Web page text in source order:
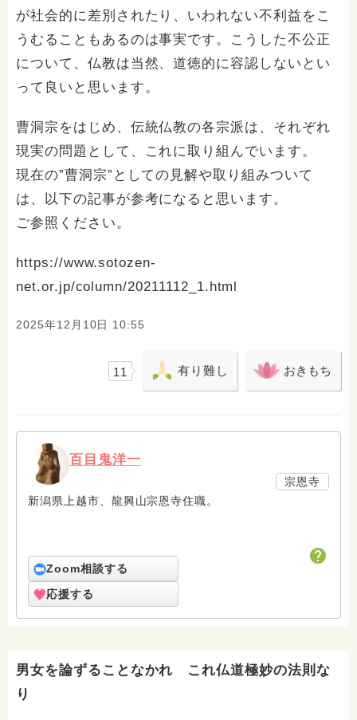
が社会的に差別されたり、いわれない不利益をこ
うむることもあるのは事実です。こうした不公正
について、仏教は当然、道徳的に容認しないとい
って良いと思います。
曹洞宗をはじめ、伝統仏教の各宗派は、それぞれ
現実の問題として、これに取り組んでいます。
現在の”曹洞宗”としての見解や取り組みついて
は、以下の記事が参考になると思います。
ご参照ください。
https://www.sotozen-
net.or.jp/column/20211112_1.html
2025年12月10日 10:55
11 有り難し おきもち
百目鬼洋一
宗恩寺
新潟県上越市、龍興山宗恩寺住職。
Zoom相談する
応援する
男女を論ずることなかれ これ仏道極妙の法則な
り